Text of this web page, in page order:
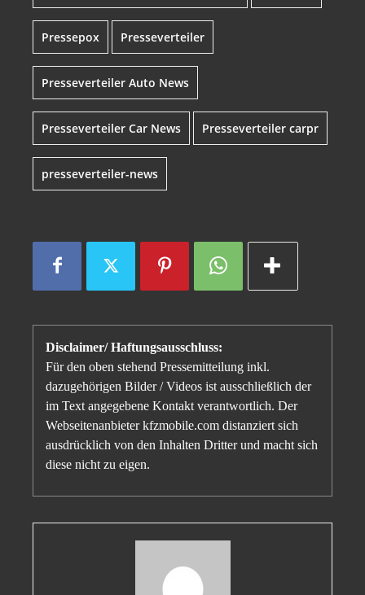
Pressepox Presseverteiler
Presseverteiler Auto News
Presseverteiler Car News Presseverteiler carpr
presseverteiler-news
Disclaimer/ Haftungsausschluss:
Für den oben stehend Pressemitteilung inkl.
dazugehörigen Bilder / Videos ist ausschließlich der
im Text angegebene Kontakt verantwortlich. Der
Webseitenanbieter kfzmobile.com distanziert sich
ausdrücklich von den Inhalten Dritter und macht sich
diese nicht zu eigen.